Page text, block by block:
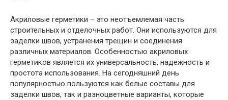
Акриловые герметики – это неотъемлемая часть
строительных и отделочных работ. Они используются для
заделки швов, устранения трещин и соединения
различных материалов. Особенностью акриловых
герметиков является их универсальность, надежность и
простота использования. На сегодняшний день
популярностью пользуются как белые составы для
заделки швов, так и разноцветные варианты, которые